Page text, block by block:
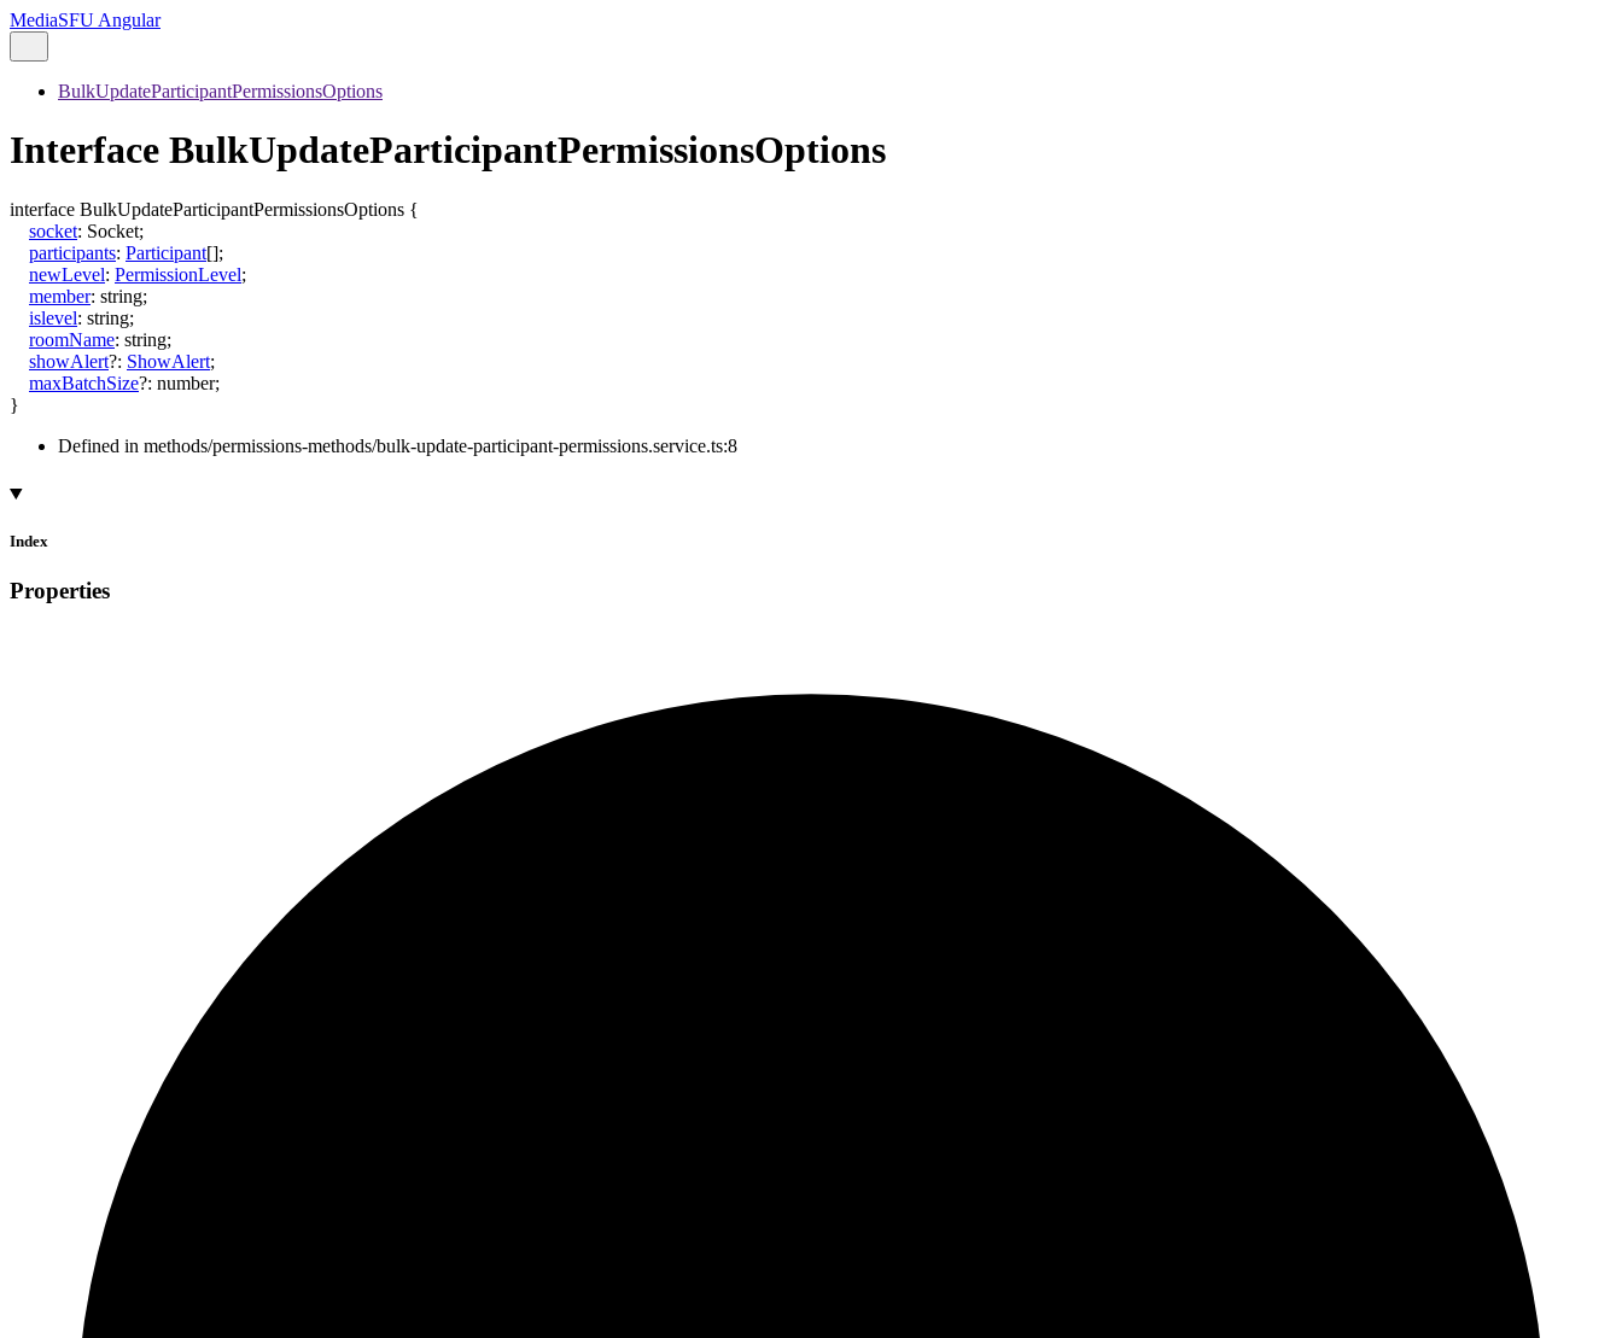
MediaSFU Angular
BulkUpdateParticipantPermissionsOptions
Interface BulkUpdateParticipantPermissionsOptions
interface BulkUpdateParticipantPermissionsOptions {
socket: Socket;
participants: Participant[];
newLevel: PermissionLevel;
member: string;
islevel: string;
roomName: string;
showAlert?: ShowAlert;
maxBatchSize?: number;
}
Defined in methods/permissions-methods/bulk-update-participant-permissions.service.ts:8
Index
Properties